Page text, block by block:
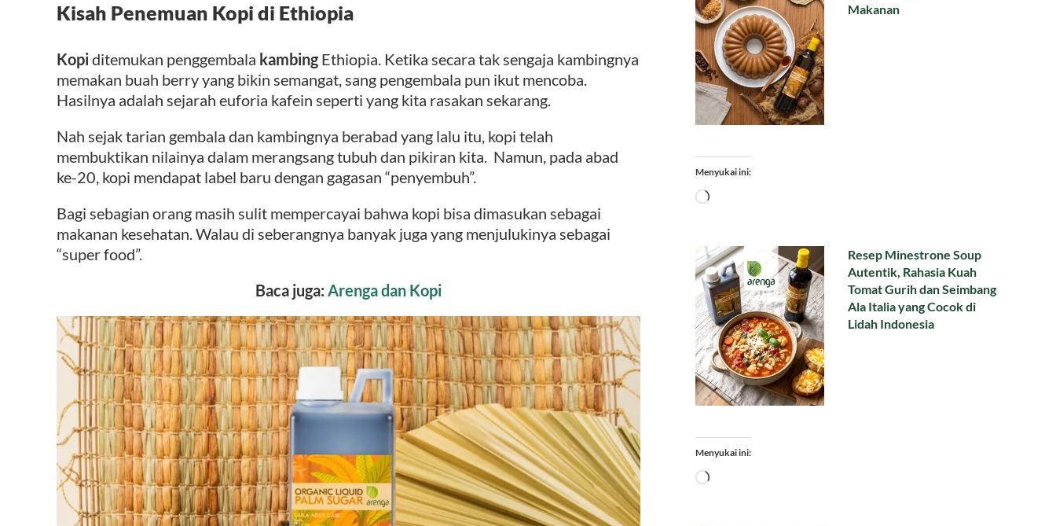
Kisah Penemuan Kopi di Ethiopia
Kopiditemukan penggembala kambingEthiopia. Ketika secara tak sengaja kambingnya
memakan buah berry yang bikin semangat, sang pengembala pun ikut mencoba.
Hasilnya adalah sejarah euforia kafein seperti yang kita rasakan sekarang.
Nah sejak tarian gembala dan kambingnya berabad yang lalu itu, kopi telah
membuktikan nilainya dalam merangsang tubuh dan pikiran kita. Namun, pada abad
ke-20, kopi mendapat label baru dengan gagasan “penyembuh”.
Bagi sebagian orang masih sulit mempercayai bahwa kopi bisa dimasukan sebagai
makanan kesehatan. Walau di seberangnya banyak juga yang menjulukinya sebagai
“super food”.
Baca juga: Arenga dan Kopi
Makanan
Menyukai ini:
Memuat...
Resep Minestrone Soup
Autentik, Rahasia Kuah
Tomat Gurih dan Seimbang
Ala Italia yang Cocok di
Lidah Indonesia
Menyukai ini:
Memuat...